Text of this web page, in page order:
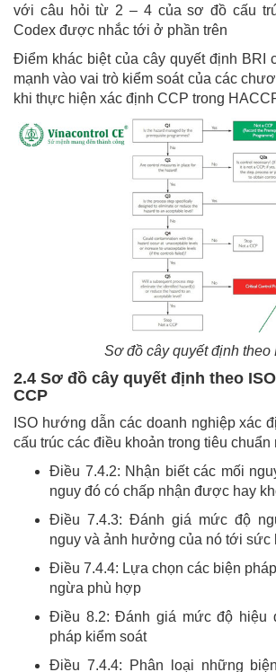
với câu hỏi từ 2 – 4 của sơ đồ cấu
Codex được nhắc tới ở phần trên
Điểm khác biệt của cây quyết định BRI
mạnh vào vai trò kiểm soát của các
khi thực hiện xác định CCP trong
Sơ đồ cây quyết định theo
2.4 Sơ đồ cây quyết định theo
CCP
ISO hướng dẫn các doanh nghiệp xác
cấu trúc các điều khoản trong tiêu chuẩn
Điều 7.4.2: Nhận biết các mối
nguy đó có chấp nhận được hay
Điều 7.4.3: Đánh giá mức độ
nguy và ảnh hưởng của nó tới sức
Điều 7.4.4: Lựa chọn các biện
ngừa phù hợp
Điều 8.2: Đánh giá mức độ hiệu
pháp kiểm soát
Điều 7.4.4: Phân loại những